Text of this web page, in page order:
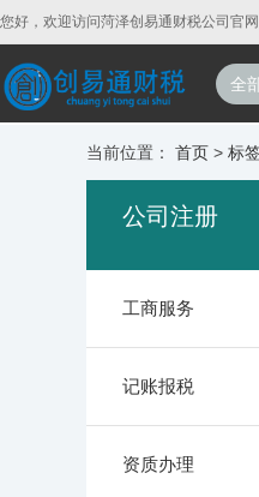
您好，欢迎访问菏泽创易通财税公司官网
全
当前位置： 首页 > 标
公司注册
工商服务
记账报税
资质办理